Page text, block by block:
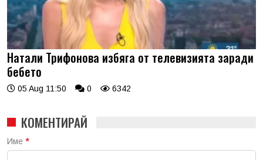
Натали Трифонова избяга от телевизията заради
бебето
05 Aug 11:50 0 6342
КОМЕНТИРАЙ
Име *